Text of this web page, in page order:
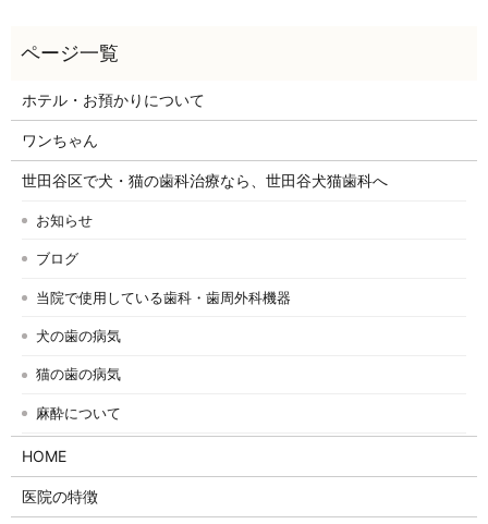
ホテル・お預かりについて
ワンちゃん
世田谷区で犬・猫の歯科治療なら、世田谷犬猫歯科へ
お知らせ
ブログ
当院で使用している歯科・歯周外科機器
犬の歯の病気
猫の歯の病気
麻酔について
HOME
医院の特徴